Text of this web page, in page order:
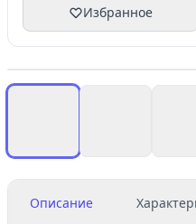
Избранное
Описание